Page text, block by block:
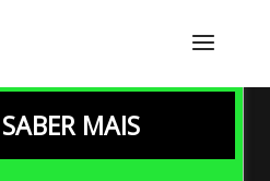
CNPJ
MAIS